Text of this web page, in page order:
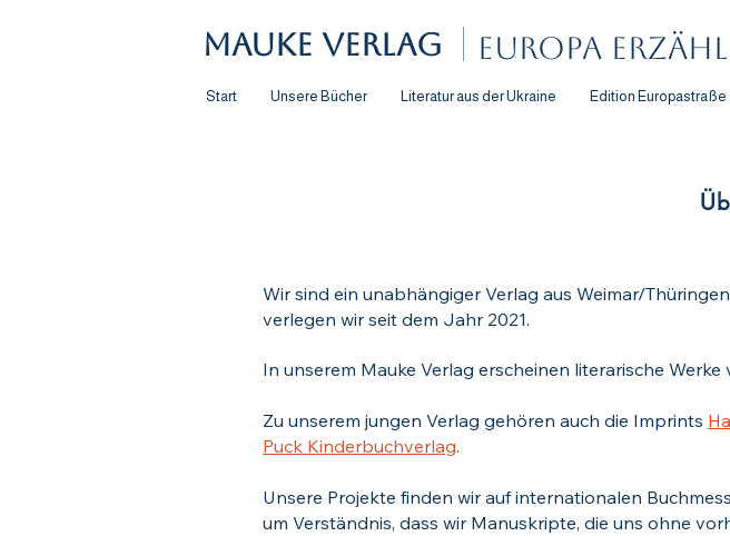
Mauke Verlag Europa
Start Unsere Bücher Literatur aus der Ukraine Edition Europastraße
Wir sind ein unabhängiger Verlag aus Weimar/
verlegen wir seit dem Jahr 2021.
In unserem Mauke Verlag erscheinen literarische
Zu unserem jungen Verlag gehören auch die Imprints
Puck Kinderbuchverlag.
Unsere Projekte finden wir auf internationalen
um Verständnis, dass wir Manuskripte, die uns ohne